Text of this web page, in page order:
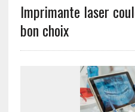
Imprimante laser
bon choix